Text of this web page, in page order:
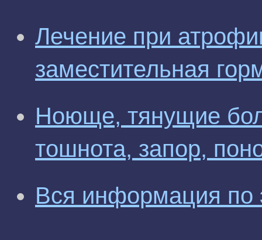
Лечение при
заместительная
Ноюще, тянущие
тошнота, запор,
Вся информация по